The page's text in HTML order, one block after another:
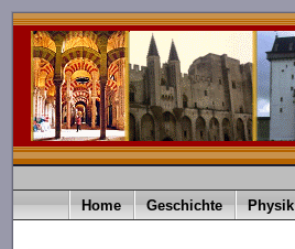
Home Geschichte Physik